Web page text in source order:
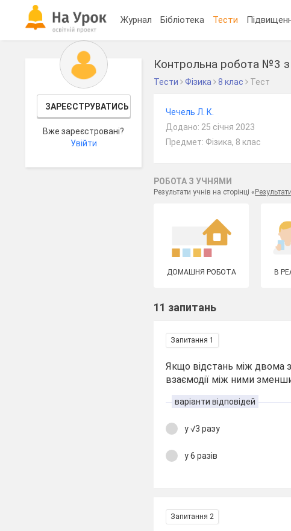
Журнал Бібліотека Тести
ЗАРЕЄСТРУВАТИСЬ
Вже зареєстровані?
Увійти
Контрольна робота №3 з
Тести Фізика 8 клас Тест
Чечель Л. К.
Додано: 25 січня 2023
Предмет: Фізика, 8 клас
РОБОТА З УЧНЯМИ
Результати учнів на сторінці «
ДОМАШНЯ РОБОТА В
11 запитань
Запитання 1
Якщо відстань між двома
взаємодії між ними
варіанти відповідей
у √3 разу
у 6 разів
Запитання 2